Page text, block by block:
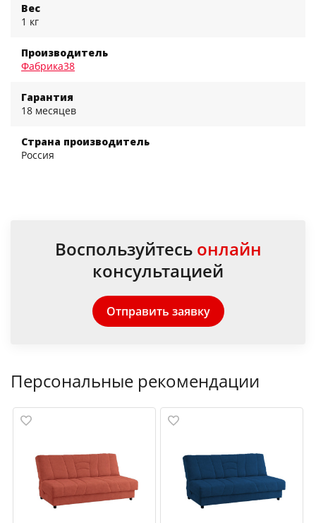
Вес
1 кг
Производитель
Фабрика38
Гарантия
18 месяцев
Страна производитель
Россия
Воспользуйтесь онлайн
консультацией
Отправить заявку
Персональные рекомендации